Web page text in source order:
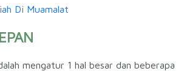
Di Muamalat
mengatur 1 hal besar dan beberapa